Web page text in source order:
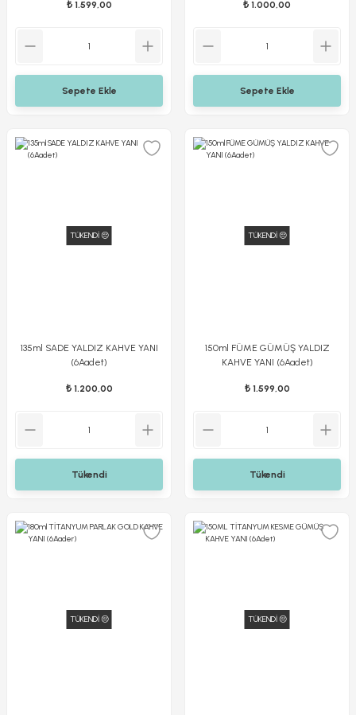
₺ 1.599,00
Sepete Ekle
₺ 1.000,00
Sepete Ekle
TÜKENDİ 😔
135ml SADE YALDIZ KAHVE YANI
(6Aadet)
₺ 1.200,00
Tükendi
TÜKENDİ 😔
150ml FÜME GÜMÜŞ YALDIZ
KAHVE YANI (6Aadet)
₺ 1.599,00
Tükendi
TÜKENDİ 😔 TÜKENDİ 😔